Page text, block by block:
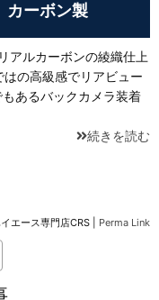
ーボン製
ルカーボンの綾織仕上
の高級感でリアビュー
あるバックカメラ装着
続きを読む
エース専門店CRS Perma Link